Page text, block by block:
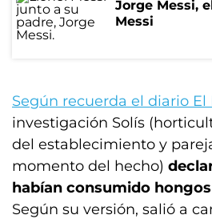
Jorge Messi,
Messi
Según recuerda el diario El
investigación Solís
del establecimiento y
momento del hecho)
habían consumido
Según su versión, salió a